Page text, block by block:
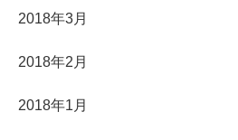
2018年3月
2018年2月
2018年1月